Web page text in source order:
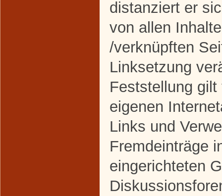
distanziert er
von allen
/verknüpften
Linksetzung
Feststellung
eigenen
Links und
Fremdeinträge
eingerichteten